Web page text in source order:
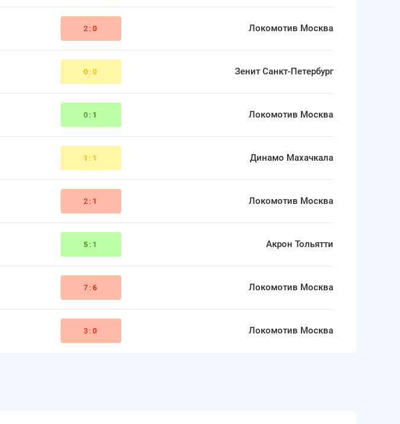
2: 0 Локомотив Москва
0 :0 Зенит Санкт-Петербург
0: 1 Локомотив Москва
1 :1 Динамо Махачкала
2: 1 Локомотив Москва
5 :1 Акрон Тольятти
7: 6 Локомотив Москва
3: 0 Локомотив Москва